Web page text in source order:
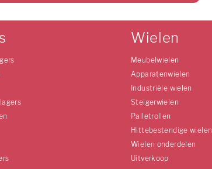
Wielen
Meubelwielen
Apparatenwielen
Industriële wielen
Steigerwielen
Palletrollen
Hittebestendige wielen
Wielen onderdelen
Uitverkoop